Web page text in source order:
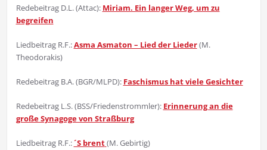
Redebeitrag D.L. (Attac): Miriam. Ein langer Weg, um zu
begreifen
Liedbeitrag R.F.:Asma Asmaton – Lied der Lieder(M.
Theodorakis)
Redebeitrag B.A. (BGR/MLPD): Faschismus hat viele Gesichter
Redebeitrag L.S. (BSS/Friedenstrommler): Erinnerung an die
große Synagoge von Straßburg
Liedbeitrag R.F.:´S brent(M. Gebirtig)